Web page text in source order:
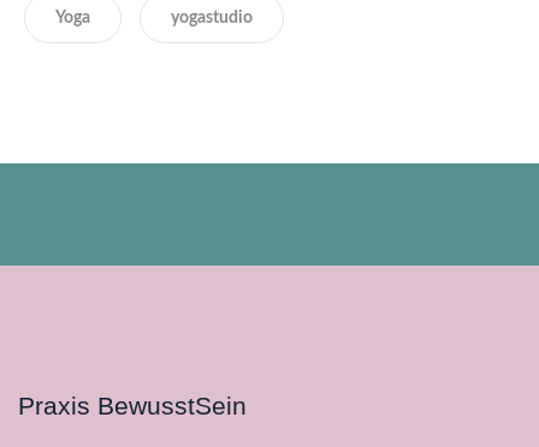
Yoga yogastudio
Praxis BewusstSein